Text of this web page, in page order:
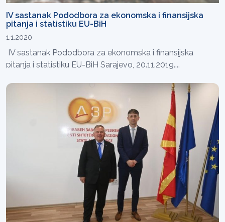
IV sastanak Pododbora za ekonomska i finansijska
pitanja i statistiku EU-BiH
1.1.2020
IV sastanak Pododbora za ekonomska i finansijska
pitanja i statistiku EU-BiH Sarajevo, 20.11.2019....